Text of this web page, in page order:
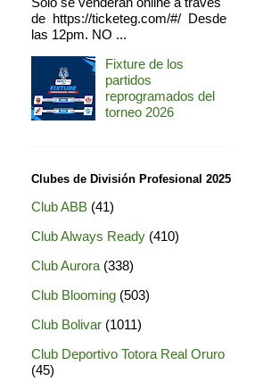
de https://ticketeg.com/#/ Desde
las 12pm. NO ...
Fixture de los
partidos
reprogramados del
torneo 2026
Clubes de División Profesional 2025
Club ABB (41)
Club Always Ready (410)
Club Aurora (338)
Club Blooming (503)
Club Bolivar (1011)
Club Deportivo Totora Real Oruro
(45)